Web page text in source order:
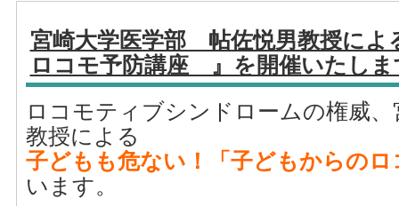
宮崎大学医学部 帖佐悦男教授に
ロコモ予防講座 』を開催いたしま
ロコモティブシンドロームの権威
教授による
子どもも危ない！「子どもからのロ
います。